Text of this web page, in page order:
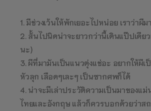
1. มีช่วงเว้นให้พักเยอะไปหน่อย เราว่าผี
2. สั้นไปนิดน่าจะยาวกว่านี้เดินแป๊ปเดียว
นะ)
3. ผีที่มามันเป็นแนวตุ่งแช่อะ อยากให้ผี
หัวลุก เลือดๆเละๆ เป็นซากศพก็ได้
4. น่าจะมีเล่าประวัติความเป็นมาของแ
ไทยและอังกฤษ แล้วก็ควรบอกด้วยว่าส